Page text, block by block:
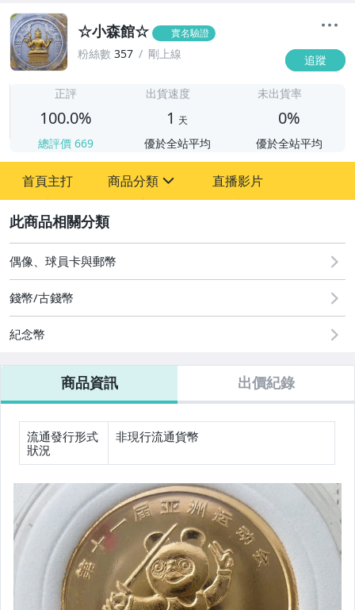
☆小森館☆ 實名驗證
粉絲數 357 剛上線 追蹤
正評
100.0%
總評價 669
出貨速度
1 天
優於全站平均
未出貨率
0%
優於全站平均
首頁主打 商品分類
古董、藝術與礦石
玩具、模型與公仔
手錶與飾品配件
直播影片
偶像、球員卡與郵幣
錢幣/古錢幣
紀念幣
商品資訊 出價紀錄
流通發行形式
狀況
非現行流通貨幣